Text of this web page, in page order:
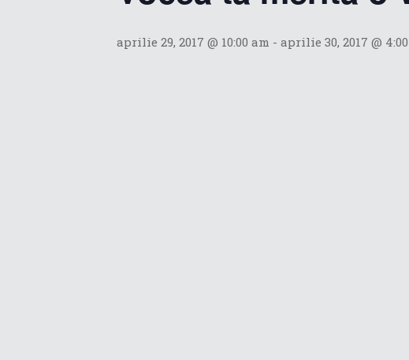
aprilie 29, 2017 @ 10:00 am - aprilie 30, 2017 @